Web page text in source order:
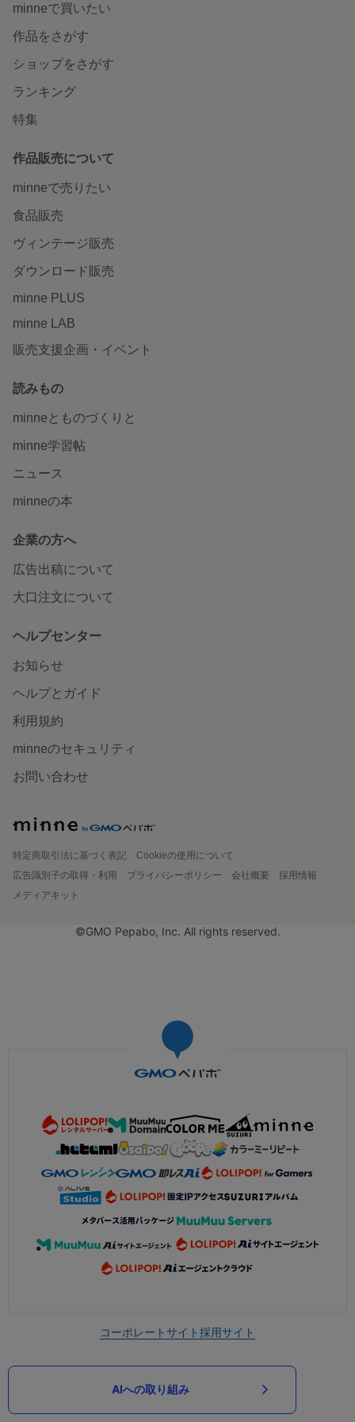
minneで買いたい
作品をさがす
ショップをさがす
ランキング
特集
作品販売について
minneで売りたい
食品販売
ヴィンテージ販売
ダウンロード販売
minne PLUS
minne LAB
販売支援企画・イベント
読みもの
minneとものづくりと
minne学習帖
ニュース
minneの本
企業の方へ
広告出稿について
大口注文について
ヘルプセンター
お知らせ
ヘルプとガイド
利用規約
minneのセキュリティ
お問い合わせ
特定商取引法に基づく表記
Cookieの使用について
広告識別子の取得・利用
プライバシーポリシー 会社概要
採用情報
メディアキット
©GMO Pepabo, Inc. All rights reserved.
コーポレートサイト採用サイト
AIへの取り組み